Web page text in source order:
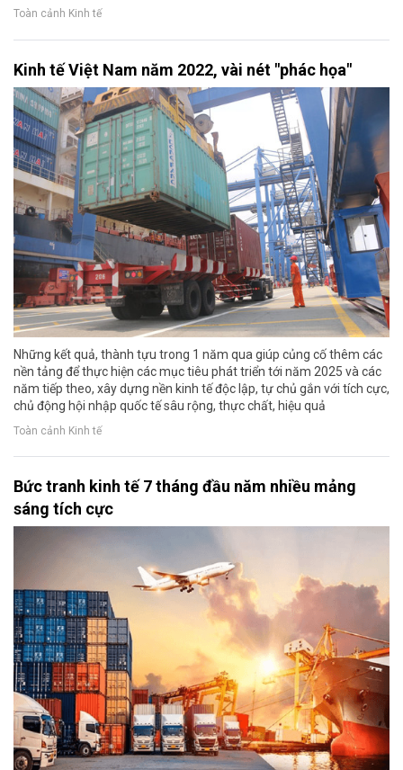
Toàn cảnh Kinh tế
Kinh tế Việt Nam năm 2022, vài nét "phác họa"
Những kết quả, thành tựu trong 1 năm qua giúp củng cố thêm các
nền tảng để thực hiện các mục tiêu phát triển tới năm 2025 và các
năm tiếp theo, xây dựng nền kinh tế độc lập, tự chủ gắn với tích cực,
chủ động hội nhập quốc tế sâu rộng, thực chất, hiệu quả
Toàn cảnh Kinh tế
Bức tranh kinh tế 7 tháng đầu năm nhiều mảng
sáng tích cực